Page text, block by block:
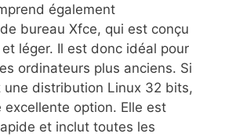
également
bureau Xfce, qui est conçu
léger. Il est donc idéal pour
ordinateurs plus anciens. Si
une distribution Linux 32 bits,
option. Elle est
et inclut toutes les